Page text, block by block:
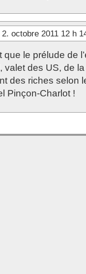
2. octobre 2011 12 h
que le prélude de
valet des US, de
des riches selon
Pinçon-Charlot !